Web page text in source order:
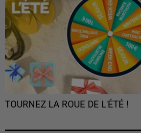
TOURNEZ LA ROUE DE L'ÉTÉ !